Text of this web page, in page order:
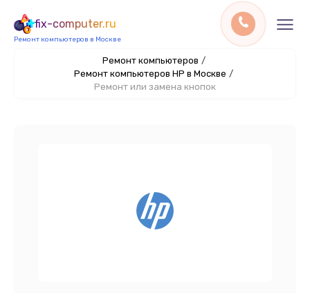
fix-computer.ru
Ремонт компьютеров в Москве
Ремонт компьютеров /
Ремонт компьютеров HP в Москве /
Ремонт или замена кнопок